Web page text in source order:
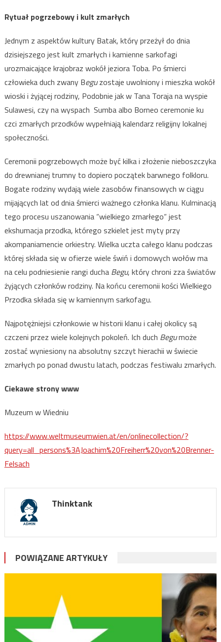
Rytuał pogrzebowy i kult zmarłych
Jednym z aspektów kultury Batak, który przeżył do dnia
dzisiejszego jest kult zmarłych i kamienne sarkofagi
urozmaicające krajobraz wokół jeziora Toba. Po śmierci
człowieka duch zwany Beguzostaje uwolniony i mieszka wokół
wioski i żyjącej rodziny, Podobnie jak w Tana Toraja na wyspie
Sulawesi, czy na wyspach Sumba albo Borneo ceremonie ku
czci zmarłych przodków wypełniają kalendarz religijny lokalnej
społeczności.
Ceremonii pogrzebowych może być kilka i złożenie nieboszczyka
do drewnianej trumny to dopiero początek barwnego folkloru.
Bogate rodziny wydają wiele zasobów finansowych w ciągu
mijających lat od dnia śmierci ważnego członka klanu. Kulminacją
tego procesu uszanowania “wielkiego zmarłego“ jest
ekshumacja przodka, którego szkielet jest myty przy
akompaniamencie orkiestry. Wielka uczta całego klanu podczas
której składa się w ofierze wiele świń i domowych wołów ma
na celu podniesienie rangi ducha Begu, który chroni zza światów
żyjących członków rodziny. Na końcu ceremonii kości Wielkiego
Przodka składa się w kamiennym sarkofagu.
Najpotężniejsi członkowie w historii klanu i całej okolicy są
czczeni przez wiele kolejnych pokoleń. Ich duch Begumoże
zostać wyniesiony na absolutny szczyt hierachii w świecie
zmarłych po ponad dwustu latach, podczas festiwalu zmarłych.
Ciekawe strony www
Muzeum w Wiedniu
https://www.weltmuseumwien.at/en/onlinecollection/?
query=all_persons%3AJoachim%20Freiherr%20von%20Brenner-
Felsach
Thinktank
POWIĄZANE ARTYKUŁY